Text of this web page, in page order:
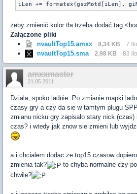
iLen += formatex(gszMotd[iLen],
żeby zmienić kolor tła trzeba dodać tag
Załączone pliki
nvaultTop15.amxx
8,34 KB 7
nvaultTop15.sma 2,98 KB 83
amxxmaster
21.05.2011
Dziala, spoko ladnie. Po zmianie mapki
czasy gry a czy da sie w tamtym plugu
zmianu nicku gry zapisalo stary nick
czas? i wtedy jak znow sie zmieni lub
a i chcialem dodac ze top15 czasow
zmienia tak?
to chyba normalne czy
chwile?